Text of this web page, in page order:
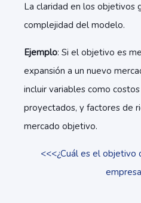
La claridad en los objetivos
complejidad del modelo.
Ejemplo: Si el objetivo es
expansión a un nuevo
incluir variables como
proyectados, y factores de
mercado objetivo.
<<<¿Cuál es el objetivo